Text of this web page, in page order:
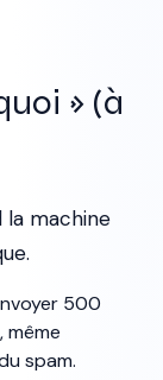
» (à
la machine
500
même
spam.